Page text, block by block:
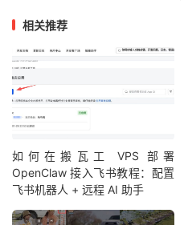
相关推荐
如何在搬瓦工 VPS 部署
OpenClaw 接入飞书教程：配置
飞书机器人 + 远程 AI 助手